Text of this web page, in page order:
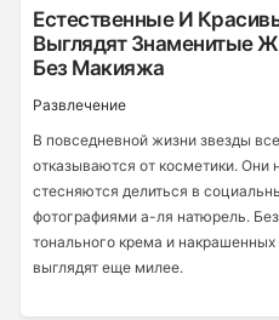
Естественные И
Выглядят Знаменитые
Без Макияжа
Развлечение
В повседневной жизни звезды
отказываются от косметики. Они
стесняются делиться в
фотографиями а-ля натюрель.
тонального крема и накрашенных
выглядят еще милее.